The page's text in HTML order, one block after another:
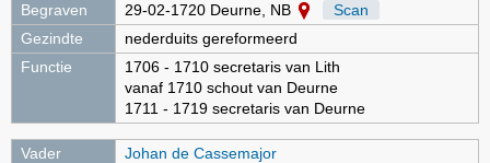
Begraven
29-02-1720 Deurne, NB
Scan
Gezindte
nederduits gereformeerd
Functie
1706 - 1710 secretaris van Lith
vanaf 1710 schout van Deurne
1711 - 1719 secretaris van Deurne
Vader
Johan de Cassemajor